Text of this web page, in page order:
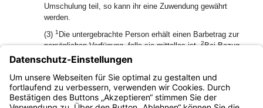
Umschulung teil, so kann ihr eine Zuwendung gewährt
werden.
(3) 1 Die untergebrachte Person erhält einen Barbetrag zur
persönlichen Verfügung, falls sie mittellos ist.2Bei Bezug
von Motivationsgeld oder einer Zuwendung kann eine
Anrechnung erfolgen.3
Anrechnung werden durch die Fachaufsichtsbehörde
gesondert festgesetzt.